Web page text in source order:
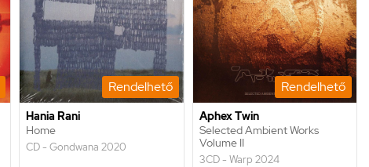
Rendelhető
Hania Rani
Home
CD - Gondwana 2020
Rendelhető
Aphex Twin
Selected Ambient Works
Volume II
3CD - Warp 2024